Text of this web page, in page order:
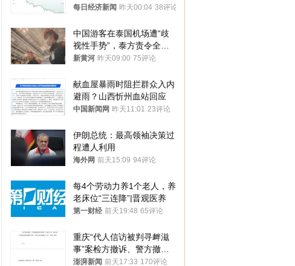
频全下架，已强化内容管理
每日经济新闻 昨天00:04 38评论
中国游客在泰国机场遭“歧
视性手势”，泰方责令全面
调查，对责任人采取最严厉
新黄河 昨天09:00 75评论
献血屋暴雨时阻拦群众入内
避雨？山西忻州血站回应
中国新闻网 昨天11:01 23评论
伊朗总统：最高领袖决策过
程遭人利用
海外网 前天15:09 94评论
每4个劳动力养1个老人，养
老床位“三连降”|晋观医养
第一财经 前天19:48 65评论
重庆“代人信访被判寻衅滋
事”案检方撤诉、警方撤
案，两被告人获国赔
澎湃新闻 前天17:33 170评论